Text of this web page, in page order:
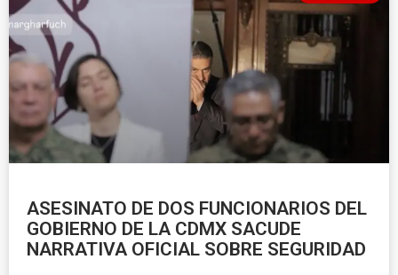
ASESINATO DE DOS FUNCIONARIOS DEL
GOBIERNO DE LA CDMX SACUDE
NARRATIVA OFICIAL SOBRE SEGURIDAD